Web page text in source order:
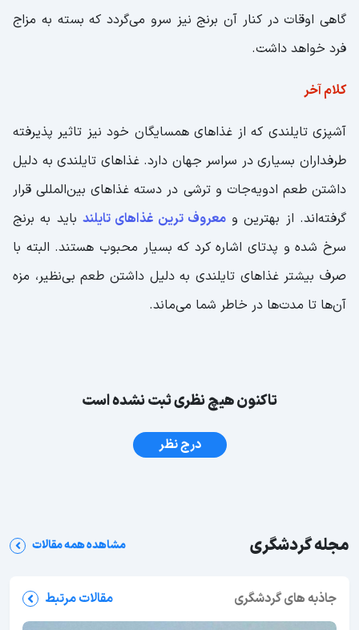
گاهی اوقات در کنار آن برنج نیز سرو می‌گردد که بسته به مزاج
فرد خواهد داشت.
کلام آخر
آشپزی تایلندی که از غذاهای همسایگان خود نیز تاثیر پذیرفته
طرفداران بسیاری در سراسر جهان دارد. غذاهای تایلندی به ‌دلیل
داشتن طعم ادویه‌جات و ترشی در دسته غذاهای بین‌المللی قرار
گرفته‌اند. از بهترین ومعروف ترین غذاهای تایلند باید به برنج
سرخ شده و پدتای اشاره کرد که بسیار محبوب هستند. البته با
صرف بیشتر غذاهای تایلندی به دلیل داشتن طعم بی‌نظیر، مزه
آن‌ها تا مدت‌ها در خاطر شما می‌ماند.
تاکنون هیچ نظری ثبت نشده است
درج نظر
مجله گردشگری مشاهده همه مقالات
جاذبه های گردشگری مقالات مرتبط